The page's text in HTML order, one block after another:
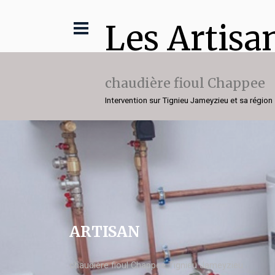
Les
chaudière fioul Chappee
Intervention sur Tignieu Jameyzieu et sa région
ARTISAN
chaudière fioul Chappee Tignieu Jameyzieu